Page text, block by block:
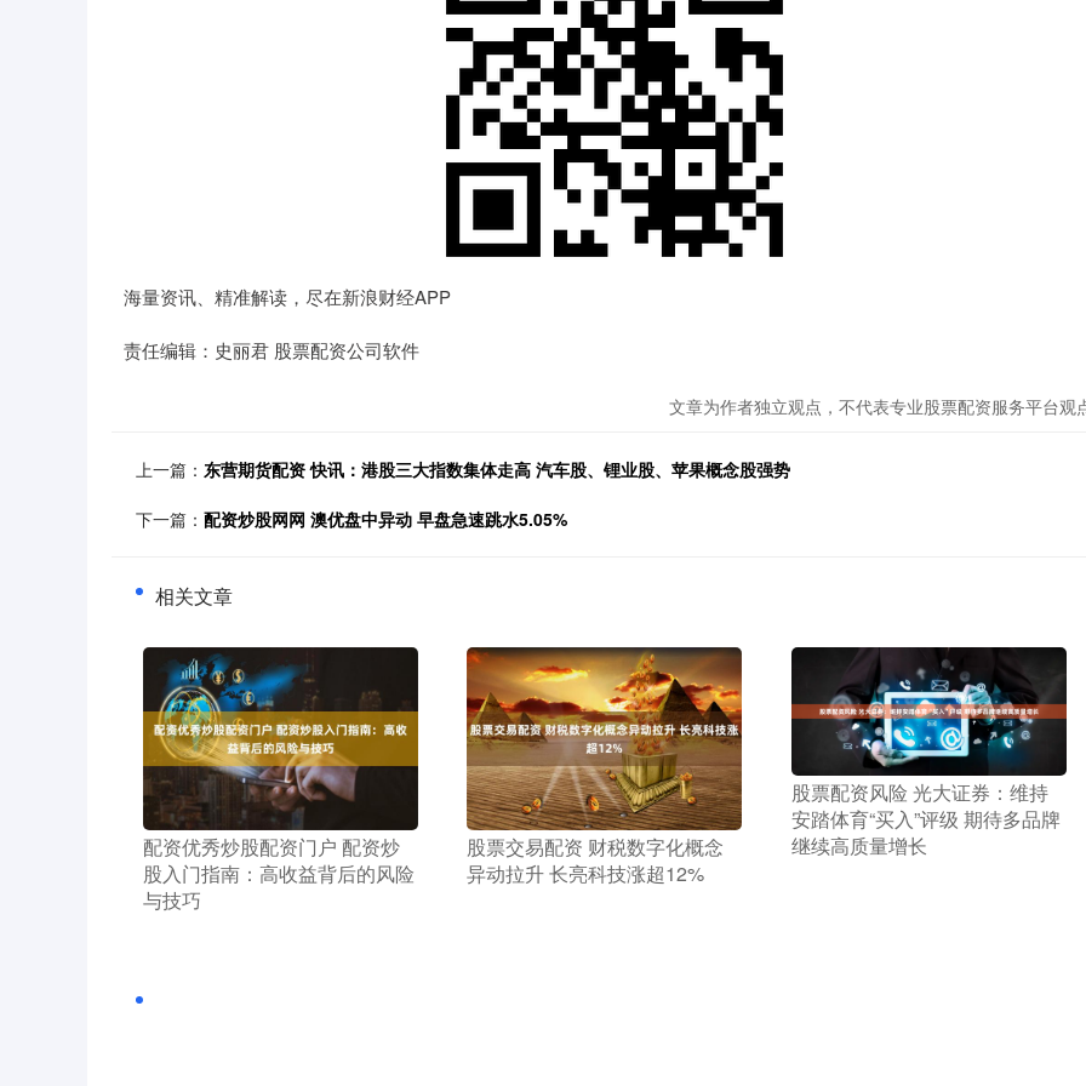
海量资讯、精准解读，尽在新浪财经APP
责任编辑：史丽君 股票配资公司软件
文章为作者独立观点，不代表专业股票配资服务平台观
上一篇： 东营期货配资 快讯：港股三大指数集体走高 汽车股、锂业股、苹果概念股强势
下一篇： 配资炒股网网 澳优盘中异动 早盘急速跳水5.05%
相关文章
​配资优秀炒股配资门户 配资炒
股入门指南：高收益背后的风险
与技巧
​股票交易配资 财税数字化概念
异动拉升 长亮科技涨超12%
​股票配资风险 光大证券：维持
安踏体育“买入”评级 期待多品牌
继续高质量增长